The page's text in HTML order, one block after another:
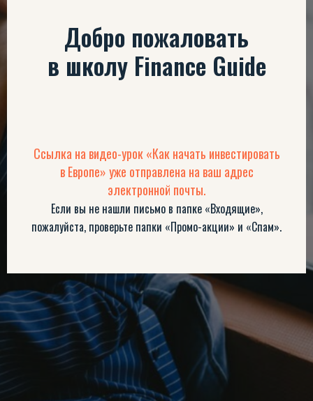
Добро пожаловать
в школу Finance Guide
Ссылка на видео-урок «Как начать инвестировать
в Европе» уже отправлена на ваш адрес
электронной почты.
Если вы не нашли письмо в папке «Входящие»,
пожалуйста, проверьте папки «Промо-акции» и «Спам».